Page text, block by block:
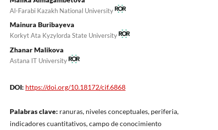
Al-Farabi Kazakh National University
Mainura Buribayeva
Korkyt Ata Kyzylorda State University
Zhanar Malikova
Astana IT University
DOI: https://doi.org/10.18172/cif.6868
Palabras clave: ranuras, niveles conceptuales, periferia,
indicadores cuantitativos, campo de conocimiento